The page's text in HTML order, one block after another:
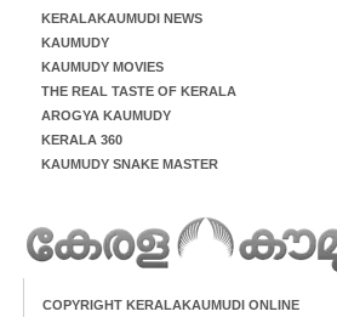
KERALAKAUMUDI NEWS
KAUMUDY
KAUMUDY MOVIES
THE REAL TASTE OF KERALA
AROGYA KAUMUDY
KERALA 360
KAUMUDY SNAKE MASTER
COPYRIGHT KERALAKAUMUDI ONLINE